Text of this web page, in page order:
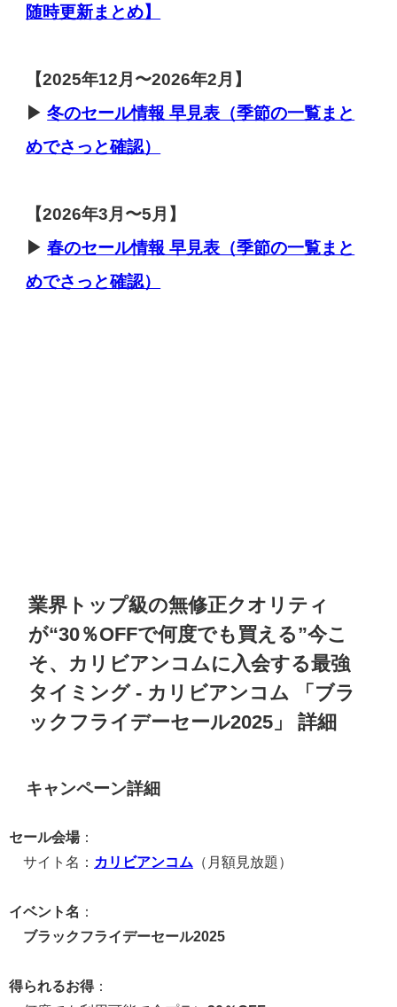
随時更新まとめ】
【2025年12月〜2026年2月】
▶冬のセール情報 早見表（季節の一覧まと
めでさっと確認）
【2026年3月〜5月】
▶春のセール情報 早見表（季節の一覧まと
めでさっと確認）
業界トップ級の無修正クオリティ
が“30％OFFで何度でも買える”今こ
そ、カリビアンコムに入会する最強
タイミング- カリビアンコム 「 ブラ
ックフライデーセール2025 」 詳細
キャンペーン詳細
セール会場：
サイト名： カリビアンコム （月額見放題）
イベント名 ：
ブラックフライデーセール2025
得られるお得：